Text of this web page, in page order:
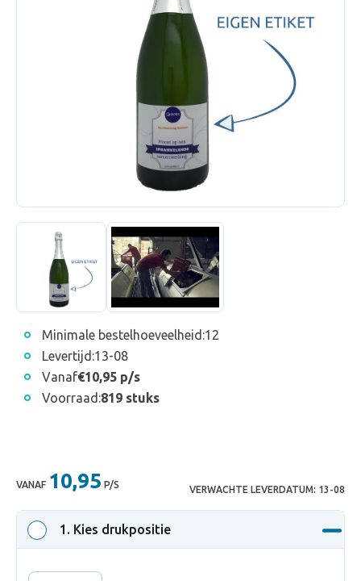
Minimale bestelhoeveelheid:12
Levertijd:13-08
Vanaf€10,95 p/s
Voorraad:819 stuks
VANAF 10,95 P/S VERWACHTE LEVERDATUM: 13-08
1 . Kies drukpositie